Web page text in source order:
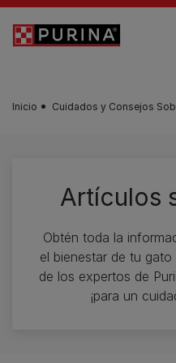
Skip to main content
Inicio Cuidados y Consejos
Artículos
Obtén toda la
el bienestar de tu
de los expertos de
¡para un